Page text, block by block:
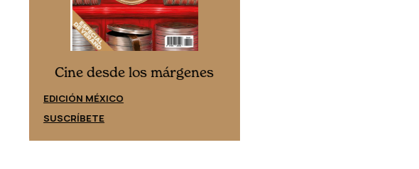
Cine desde los márgenes
EDICIÓN MÉXICO
SUSCRÍBETE